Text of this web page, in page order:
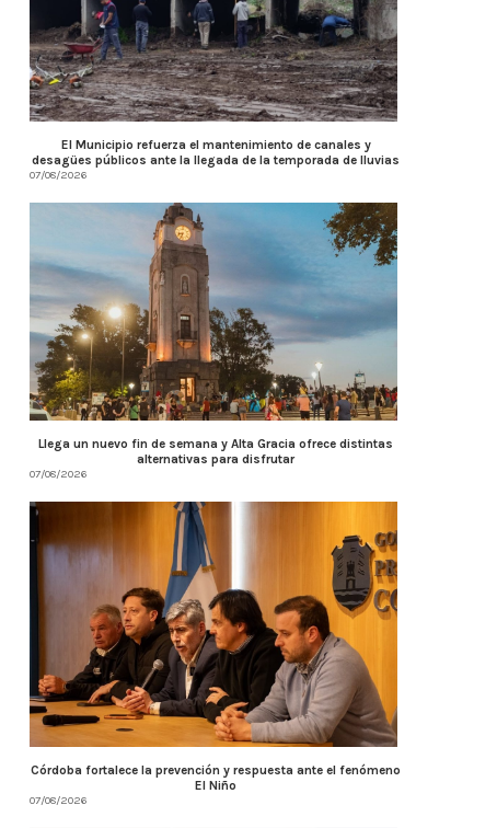
El Municipio refuerza el mantenimiento de canales y
desagües públicos ante la llegada de la temporada de lluvias
07/08/2026
Llega un nuevo fin de semana y Alta Gracia ofrece distintas
alternativas para disfrutar
07/08/2026
Córdoba fortalece la prevención y respuesta ante el fenómeno
El Niño
07/08/2026